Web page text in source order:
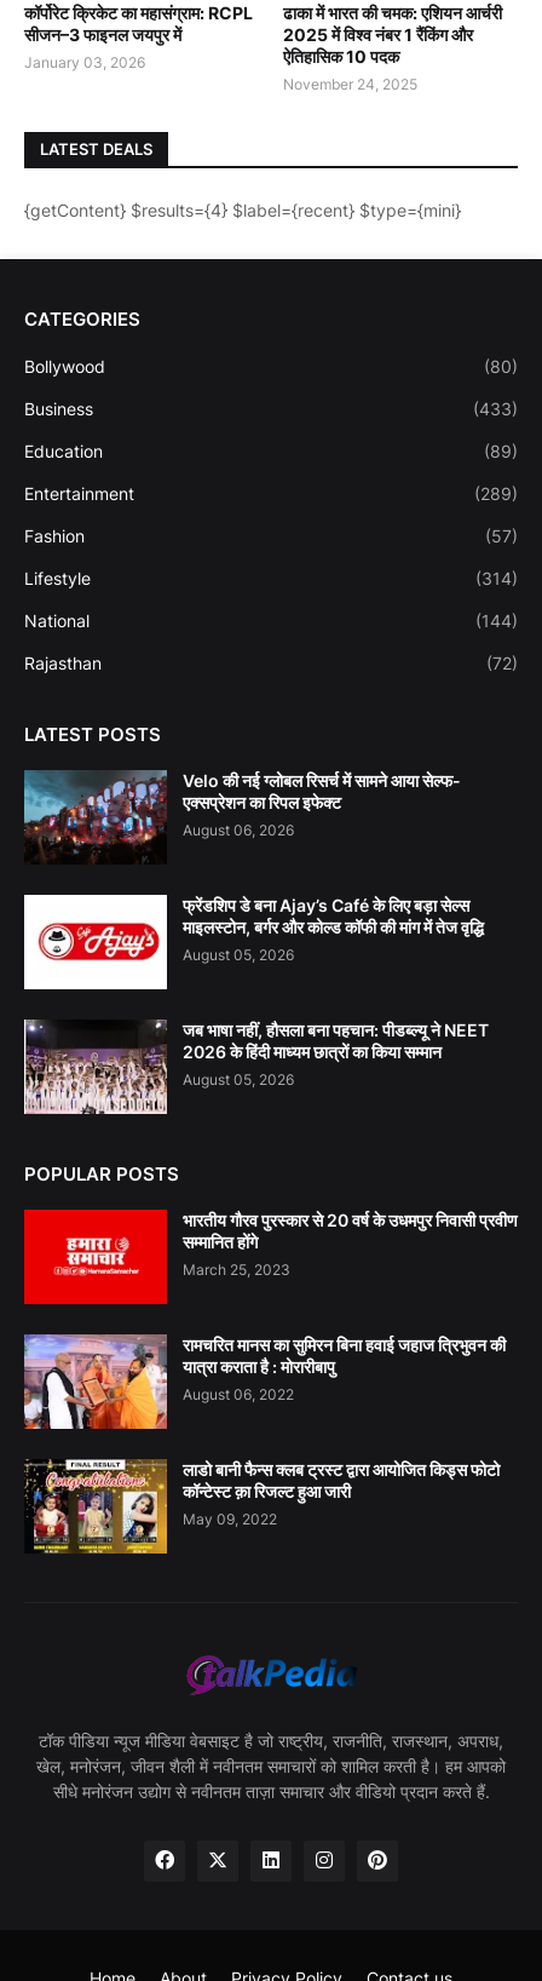
कॉर्पोरेट क्रिकेट का महासंग्राम: RCPL
सीजन–3 फाइनल जयपुर में
January 03, 2026
ढाका में भारत की चमक: एशियन आर्चरी
2025 में विश्व नंबर 1 रैंकिंग और
ऐतिहासिक 10 पदक
November 24, 2025
LATEST DEALS
{getContent} $results={4} $label={recent} $type={mini}
CATEGORIES
Bollywood (80)
Business (433)
Education (89)
Entertainment (289)
Fashion (57)
Lifestyle (314)
National (144)
Rajasthan (72)
LATEST POSTS
Velo की नई ग्लोबल रिसर्च में सामने आया सेल्फ-
एक्सप्रेशन का रिपल इफेक्ट
August 06, 2026
फ्रेंडशिप डे बना Ajay’s Café के लिए बड़ा सेल्स
माइलस्टोन, बर्गर और कोल्ड कॉफी की मांग में तेज वृद्धि
August 05, 2026
जब भाषा नहीं, हौसला बना पहचान: पीडब्ल्यू ने NEET
2026 के हिंदी माध्यम छात्रों का किया सम्मान
August 05, 2026
POPULAR POSTS
भारतीय गौरव पुरस्कार से 20 वर्ष के उधमपुर निवासी प्रवीण
सम्मानित होंगे
March 25, 2023
रामचरित मानस का सुमिरन बिना हवाई जहाज त्रिभुवन की
यात्रा कराता है : मोरारीबापु
August 06, 2022
लाडो बानी फैन्स क्लब ट्रस्ट द्वारा आयोजित किड्स फोटो
कॉन्टेस्ट क़ा रिजल्ट हुआ जारी
May 09, 2022
टॉक पीडिया न्यूज मीडिया वेबसाइट है जो राष्ट्रीय, राजनीति, राजस्थान, अपराध,
खेल, मनोरंजन, जीवन शैली में नवीनतम समाचारों को शामिल करती है। हम आपको
सीधे मनोरंजन उद्योग से नवीनतम ताज़ा समाचार और वीडियो प्रदान करते हैं.